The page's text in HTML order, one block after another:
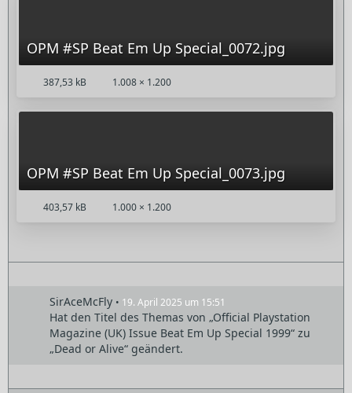
OPM #SP Beat Em Up Special_0072.jpg
387,53 kB 1.008 × 1.200
OPM #SP Beat Em Up Special_0073.jpg
403,57 kB 1.000 × 1.200
SirAceMcFly 19. April 2025 um 15:51
Hat den Titel des Themas von „Official Playstation
Magazine (UK) Issue Beat Em Up Special 1999“ zu
„Dead or Alive“ geändert.